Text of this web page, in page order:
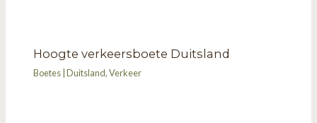
Hoogte verkeersboete Duitsland
Boetes |Duitsland,Verkeer